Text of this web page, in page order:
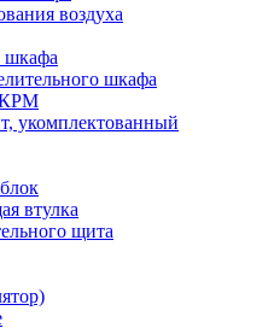
воздуха
шкафа
шкафа
укомплектованный
втулка
щита